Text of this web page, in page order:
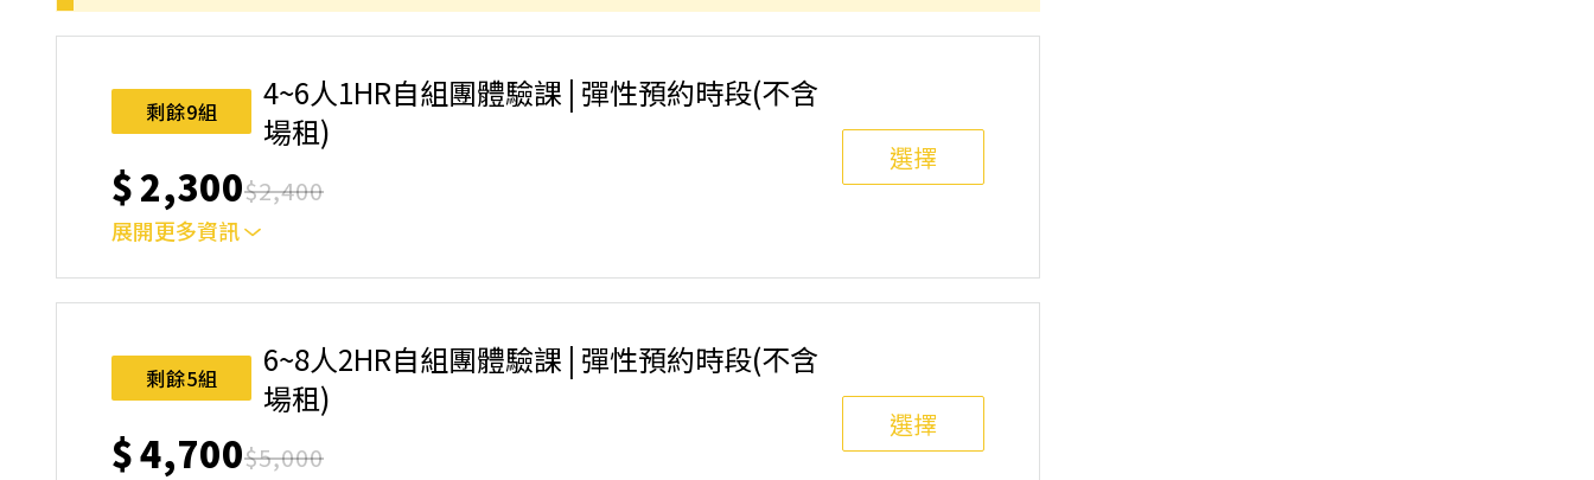
上課地點：台中市東區環中東路五段52號(西雅圖室內匹克球俱樂部)⚠️ 報名前請先參閱【報名與課程異
剩餘9組
4~6人1HR自組團體驗課 | 彈性預約時段(不含
場租)
$2,300$2,400
展開更多資訊
選擇
上課地點：台中市東區環中東路五段52號(西雅圖室內匹克球俱樂部)⚠️ 報名前請先參閱【報名與課程異
剩餘5組
6~8人2HR自組團體驗課 | 彈性預約時段(不含
場租)
$4,700$5,000
選擇